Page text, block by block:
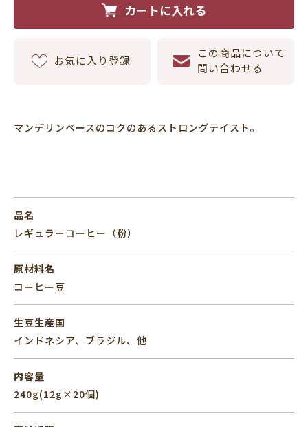
カートに入れる
お気に入り登録
この商品について
問い合わせる
マンデリンベースのコクのあるストロングテイスト。
品名
レギュラーコーヒー（粉）
原材料名
コーヒー豆
生豆生産国
インドネシア、ブラジル、他
内容量
240g(12g×20個)